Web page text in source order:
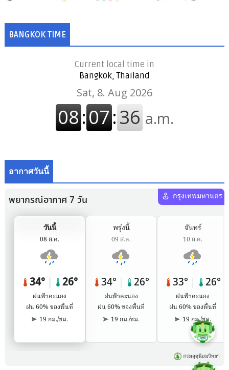
BANGKOK TIME
Current local time in
Bangkok, Thailand
อากาศวันนี้